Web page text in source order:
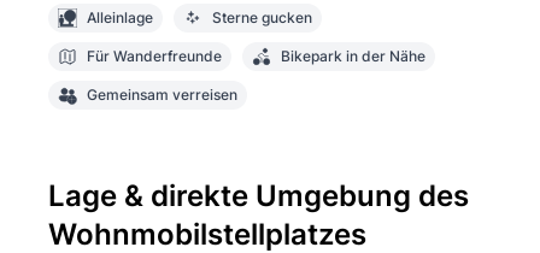
Alleinlage Sterne gucken
Für Wanderfreunde Bikepark in der Nähe
Gemeinsam verreisen
Lage & direkte Umgebung des
Wohnmobilstellplatzes